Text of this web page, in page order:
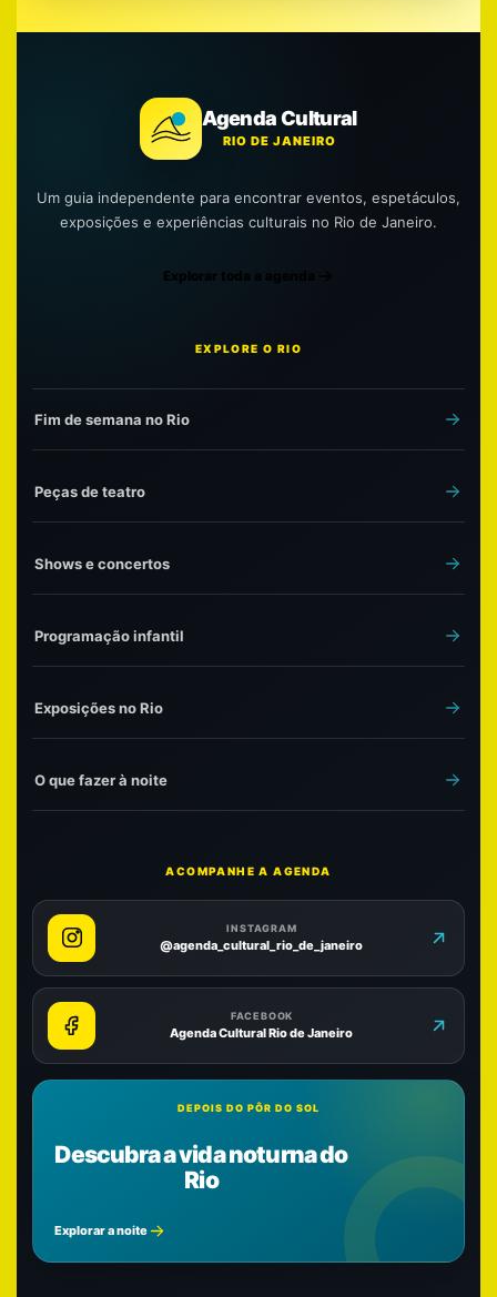
Agenda Cultural
RIO DE JANEIRO
Um guia independente para encontrar eventos, espetáculos,
exposições e experiências culturais no Rio de Janeiro.
Explorar toda a agenda
EXPLORE O RIO
Fim de semana no Rio
Peças de teatro
Shows e concertos
Programação infantil
Exposições no Rio
O que fazer à noite
ACOMPANHE A AGENDA
INSTAGRAM
@agenda_cultural_rio_de_janeiro
FACEBOOK
Agenda Cultural Rio de Janeiro
DEPOIS DO PÔR DO SOL
Descubra a vida noturna do
Rio
Explorar a noite